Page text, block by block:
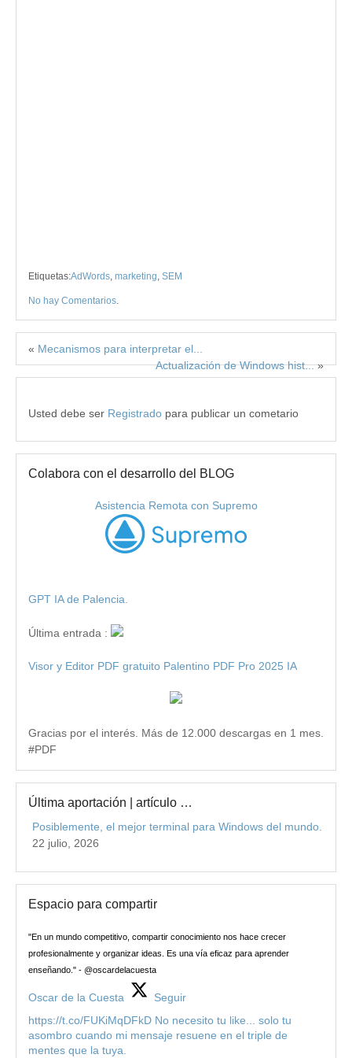
Etiquetas:AdWords, marketing, SEM
No hay Comentarios.
« Mecanismos para interpretar el...
Actualización de Windows hist...»
Usted debe ser Registrado para publicar un cometario
Colabora con el desarrollo del BLOG
Asistencia Remota con Supremo
GPT IA de Palencia.
Última entrada :
Visor y Editor PDF gratuito Palentino PDF Pro 2025 IA
Gracias por el interés. Más de 12.000 descargas en 1 mes.
#PDF
Última aportación | artículo …
Posiblemente, el mejor terminal para Windows del mundo.
22 julio, 2026
Espacio para compartir
"En un mundo competitivo, compartir conocimiento nos hace crecer
profesionalmente y organizar ideas. Es una vía eficaz para aprender
enseñando." - @oscardelacuesta
Oscar de la Cuesta
Seguir
https://t.co/FUKiMqDFkD No necesito tu like... solo tu
asombro cuando mi mensaje resuene en el triple de
mentes que la tuya.